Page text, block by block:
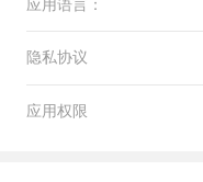
应用语言：
隐私协议
应用权限